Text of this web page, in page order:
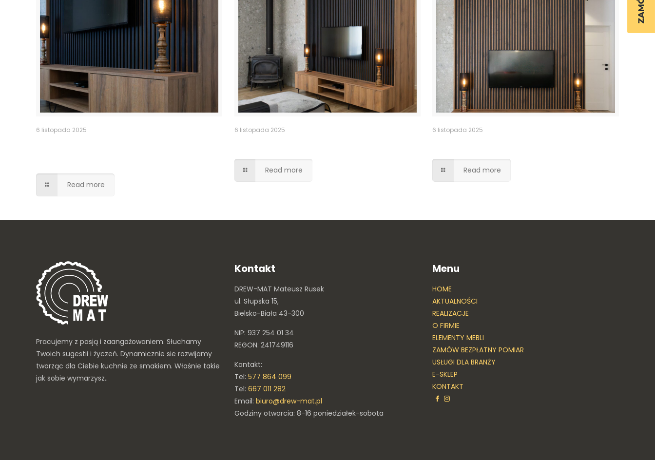
6 listopada 2025
Read more
6 listopada 2025
Read more
6 listopada 2025
Read more
Pracujemy z pasją i zaangażowaniem. Słuchamy
Twoich sugestii i życzeń. Dynamicznie sie rozwijamy
tworząc dla Ciebie kuchnie ze smakiem. Właśnie takie
jak sobie wymarzysz..
Kontakt
DREW-MAT Mateusz Rusek
ul. Słupska 15,
Bielsko-Biała 43-300
NIP: 937 254 01 34
REGON: 241749116
Kontakt:
Tel: 577 864 099
Tel: 667 011 282
Email: biuro@drew-mat.pl
Godziny otwarcia: 8-16 poniedziałek-sobota
Menu
HOME
AKTUALNOŚCI
REALIZACJE
O FIRMIE
ELEMENTY MEBLI
ZAMÓW BEZPŁATNY POMIAR
USŁUGI DLA BRANŻY
E-SKLEP
KONTAKT